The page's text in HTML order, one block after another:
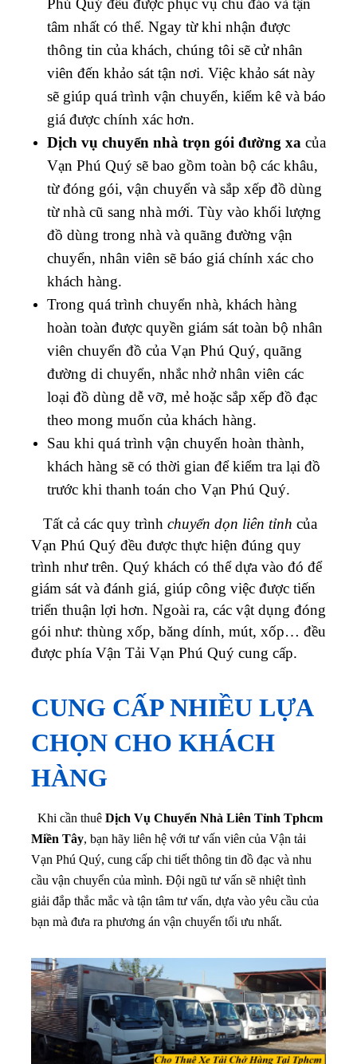
Phú Quý đều được phục vụ chu đáo và tận
tâm nhất có thể. Ngay từ khi nhận được
thông tin của khách, chúng tôi sẽ cử nhân
viên đến khảo sát tận nơi. Việc khảo sát này
sẽ giúp quá trình vận chuyển, kiểm kê và báo
giá được chính xác hơn.
Dịch vụ chuyển nhà trọn gói đường xa của
Vạn Phú Quý sẽ bao gồm toàn bộ các khâu,
từ đóng gói, vận chuyển và sắp xếp đồ dùng
từ nhà cũ sang nhà mới. Tùy vào khối lượng
đồ dùng trong nhà và quãng đường vận
chuyển, nhân viên sẽ báo giá chính xác cho
khách hàng.
Trong quá trình chuyển nhà, khách hàng
hoàn toàn được quyền giám sát toàn bộ nhân
viên chuyển đồ của Vạn Phú Quý, quãng
đường di chuyển, nhắc nhở nhân viên các
loại đồ dùng dễ vỡ, mẻ hoặc sắp xếp đồ đạc
theo mong muốn của khách hàng.
Sau khi quá trình vận chuyển hoàn thành,
khách hàng sẽ có thời gian để kiểm tra lại đồ
trước khi thanh toán cho Vạn Phú Quý.
Tất cả các quy trình chuyển dọn liên tỉnh của
Vạn Phú Quý đều được thực hiện đúng quy
trình như trên. Quý khách có thể dựa vào đó để
giám sát và đánh giá, giúp công việc được tiến
triển thuận lợi hơn. Ngoài ra, các vật dụng đóng
gói như: thùng xốp, băng dính, mút, xốp… đều
được phía Vận Tải Vạn Phú Quý cung cấp.
CUNG CẤP NHIỀU LỰA
CHỌN CHO KHÁCH
HÀNG
Khi cần thuê Dịch Vụ Chuyển Nhà Liên Tỉnh Tphcm
Miền Tây, bạn hãy liên hệ với tư vấn viên của Vận tải
Vạn Phú Quý, cung cấp chi tiết thông tin đồ đạc và nhu
cầu vận chuyển của mình. Đội ngũ tư vấn sẽ nhiệt tình
giải đắp thắc mắc và tận tâm tư vấn, dựa vào yêu cầu của
bạn mà đưa ra phương án vận chuyển tối ưu nhất.